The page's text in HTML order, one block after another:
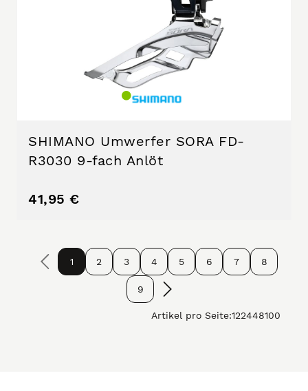
SHIMANO Umwerfer SORA FD-
R3030 9-fach Anlöt
41,95 €
1 2 3 4 5 6 7 8
9
Artikel pro Seite:122448100